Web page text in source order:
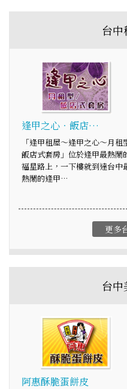
台
逢甲之心‧飯店…
「逢甲租屋～逢甲之心～月租
飯店式套房」位於逢甲最熱鬧
福星路上，一下樓就到達台中
熱鬧的逢甲…
更多
台
阿惠酥脆蛋餅皮